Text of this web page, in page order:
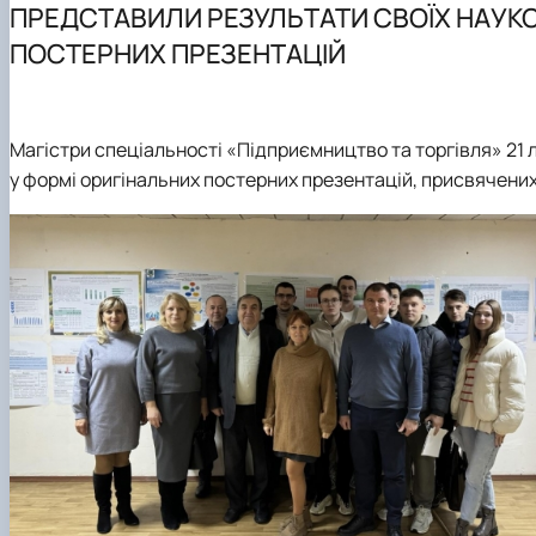
Тематика магістерських робіт
Вимоги до оформлення магістерських робіт
ПРЕДСТАВИЛИ РЕЗУЛЬТАТИ СВОЇХ
ПОСТЕРНИХ ПРЕЗЕНТАЦІЙ
Магістри спеціальності «Підприємництво та торгівля» 21
у формі оригінальних постерних презентацій,